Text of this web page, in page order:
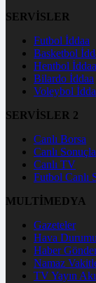
SERVİSLER
Futbol İddaa
Basketbol
Hentbol İddaa
Bilardo İddaa
Voleybol
SERVİSLER 2
Canlı Borsa
Canlı
Canlı TV
Futbol Canlı
MULTİMEDYA
Gazeteler
Hava Durumu
Haber
Namaz
TV Yayın